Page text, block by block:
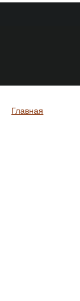
Вы здесь
Главная